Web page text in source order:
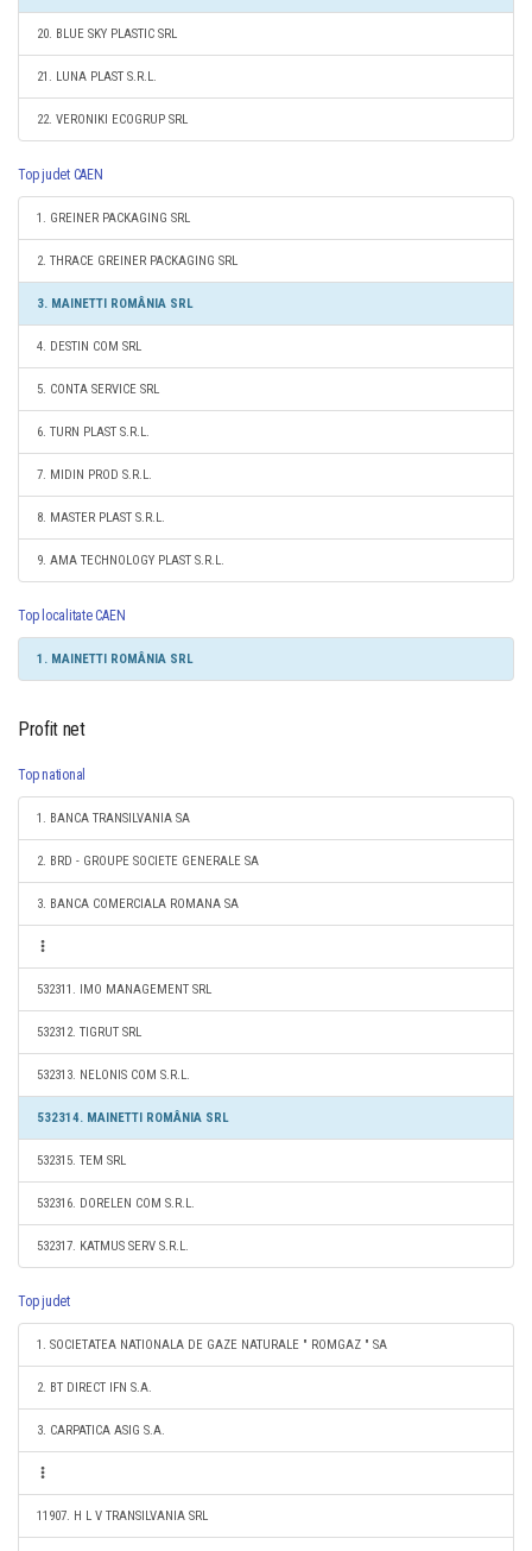
20. BLUE SKY PLASTIC SRL
21. LUNA PLAST S.R.L.
22. VERONIKI ECOGRUP SRL
Top judet CAEN
1. GREINER PACKAGING SRL
2. THRACE GREINER PACKAGING SRL
3. MAINETTI ROMÂNIA SRL
4. DESTIN COM SRL
5. CONTA SERVICE SRL
6. TURN PLAST S.R.L.
7. MIDIN PROD S.R.L.
8. MASTER PLAST S.R.L.
9. AMA TECHNOLOGY PLAST S.R.L.
Top localitate CAEN
1. MAINETTI ROMÂNIA SRL
Profit net
Top national
1. BANCA TRANSILVANIA SA
2. BRD - GROUPE SOCIETE GENERALE SA
3. BANCA COMERCIALA ROMANA SA
532311. IMO MANAGEMENT SRL
532312. TIGRUT SRL
532313. NELONIS COM S.R.L.
532314. MAINETTI ROMÂNIA SRL
532315. TEM SRL
532316. DORELEN COM S.R.L.
532317. KATMUS SERV S.R.L.
Top judet
1. SOCIETATEA NATIONALA DE GAZE NATURALE " ROMGAZ " SA
2. BT DIRECT IFN S.A.
3. CARPATICA ASIG S.A.
11907. H L V TRANSILVANIA SRL